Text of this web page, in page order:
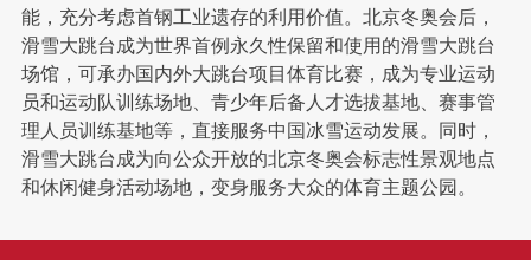
能，充分考虑首钢工业遗存的利用价值。北京冬奥会后，
滑雪大跳台成为世界首例永久性保留和使用的滑雪大跳台
场馆，可承办国内外大跳台项目体育比赛，成为专业运动
员和运动队训练场地、青少年后备人才选拔基地、赛事管
理人员训练基地等，直接服务中国冰雪运动发展。同时，
滑雪大跳台成为向公众开放的北京冬奥会标志性景观地点
和休闲健身活动场地，变身服务大众的体育主题公园。